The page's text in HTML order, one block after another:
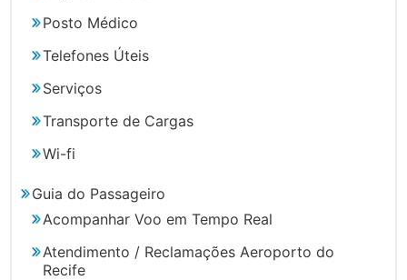
Posto Médico
Telefones Úteis
Serviços
Transporte de Cargas
Wi-fi
Guia do Passageiro
Acompanhar Voo em Tempo Real
Atendimento / Reclamações Aeroporto do
Recife